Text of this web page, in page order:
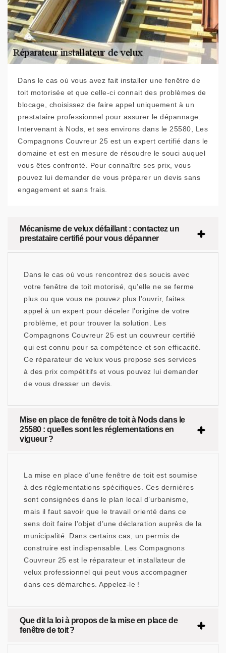
Dans le cas où vous avez fait installer une fenêtre de
toit motorisée et que celle-ci connait des problèmes de
blocage, choisissez de faire appel uniquement à un
prestataire professionnel pour assurer le dépannage.
Intervenant à Nods, et ses environs dans le 25580, Les
Compagnons Couvreur 25 est un expert certifié dans le
domaine et est en mesure de résoudre le souci auquel
vous êtes confronté. Pour connaître ses prix, vous
pouvez lui demander de vous préparer un devis sans
engagement et sans frais.
Mécanisme de velux défaillant : contactez un
prestataire certifié pour vous dépanner
Dans le cas où vous rencontrez des soucis avec
votre fenêtre de toit motorisé, qu’elle ne se ferme
plus ou que vous ne pouvez plus l’ouvrir, faites
appel à un expert pour déceler l’origine de votre
problème, et pour trouver la solution. Les
Compagnons Couvreur 25 est un couvreur certifié
qui est connu pour sa compétence et son efficacité.
Ce réparateur de velux vous propose ses services
à des prix compétitifs et vous pouvez lui demander
de vous dresser un devis.
Mise en place de fenêtre de toit à Nods dans le
25580 : quelles sont les réglementations en
vigueur ?
La mise en place d’une fenêtre de toit est soumise
à des réglementations spécifiques. Ces dernières
sont consignées dans le plan local d’urbanisme,
mais il faut savoir que le travail orienté dans ce
sens doit faire l’objet d’une déclaration auprès de la
municipalité. Dans certains cas, un permis de
construire est indispensable. Les Compagnons
Couvreur 25 est le réparateur et installateur de
velux professionnel qui peut vous accompagner
dans ces démarches. Appelez-le !
Que dit la loi à propos de la mise en place de
fenêtre de toit ?